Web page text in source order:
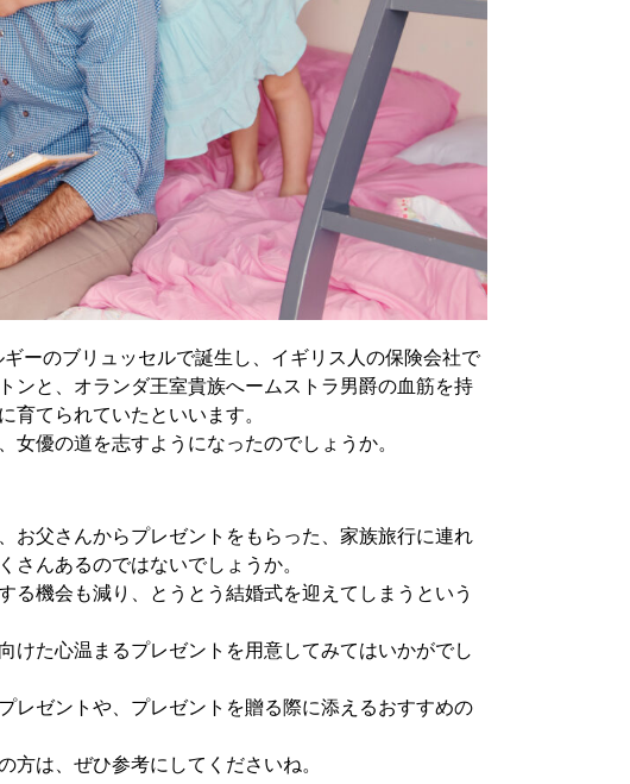
ーのブリュッセルで誕生し、イギリス人の保険会社で
ンと、オランダ王室貴族へームストラ男爵の血筋を持
育てられていたといいます。
優の道を志すようになったのでしょうか。
お父さんからプレゼントをもらった、家族旅行に連れ
さんあるのではないでしょうか。
る機会も減り、とうとう結婚式を迎えてしまうという
けた心温まるプレゼントを用意してみてはいかがでし
レゼントや、プレゼントを贈る際に添えるおすすめの
方は、ぜひ参考にしてくださいね。